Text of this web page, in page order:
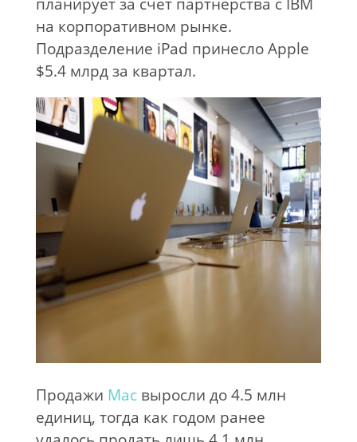
на корпоративном рынке.
Подразделение iPad принесло Apple
$5.4 млрд за квартал.
Продажи Macвыросли до 4.5 млн
единиц, тогда как годом ранее